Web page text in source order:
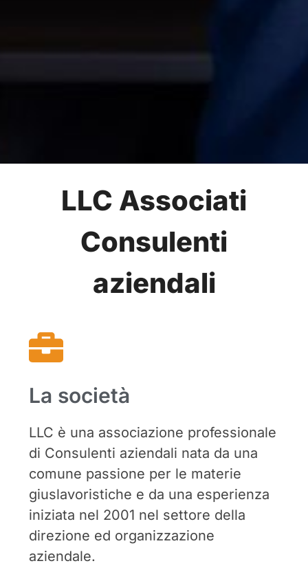
LLC Associati
Consulenti
aziendali
La società
LLC è una associazione professionale
di Consulenti aziendali nata da una
comune passione per le materie
giuslavoristiche e da una esperienza
iniziata nel 2001 nel settore della
direzione ed organizzazione
aziendale.